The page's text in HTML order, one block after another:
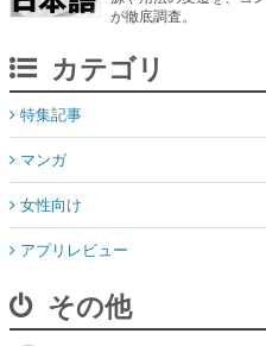
が徹底調査。
カテゴリ
特集記事
マンガ
女性向け
アプリレビュー
その他